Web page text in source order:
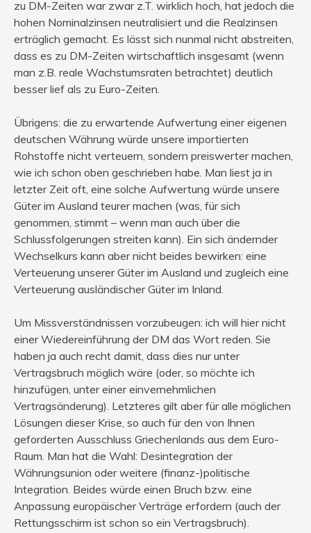
zu DM-Zeiten war zwar z.T. wirklich hoch, hat jedoch die
hohen Nominalzinsen neutralisiert und die Realzinsen
erträglich gemacht. Es lässt sich nunmal nicht abstreiten,
dass es zu DM-Zeiten wirtschaftlich insgesamt (wenn
man z.B. reale Wachstumsraten betrachtet) deutlich
besser lief als zu Euro-Zeiten.
Übrigens: die zu erwartende Aufwertung einer eigenen
deutschen Währung würde unsere importierten
Rohstoffe nicht verteuern, sondern preiswerter machen,
wie ich schon oben geschrieben habe. Man liest ja in
letzter Zeit oft, eine solche Aufwertung würde unsere
Güter im Ausland teurer machen (was, für sich
genommen, stimmt – wenn man auch über die
Schlussfolgerungen streiten kann). Ein sich ändernder
Wechselkurs kann aber nicht beides bewirken: eine
Verteuerung unserer Güter im Ausland und zugleich eine
Verteuerung ausländischer Güter im Inland.
Um Missverständnissen vorzubeugen: ich will hier nicht
einer Wiedereinführung der DM das Wort reden. Sie
haben ja auch recht damit, dass dies nur unter
Vertragsbruch möglich wäre (oder, so möchte ich
hinzufügen, unter einer einvernehmlichen
Vertragsänderung). Letzteres gilt aber für alle möglichen
Lösungen dieser Krise, so auch für den von Ihnen
geforderten Ausschluss Griechenlands aus dem Euro-
Raum. Man hat die Wahl: Desintegration der
Währungsunion oder weitere (finanz-)politische
Integration. Beides würde einen Bruch bzw. eine
Anpassung europäischer Verträge erfordern (auch der
Rettungsschirm ist schon so ein Vertragsbruch).